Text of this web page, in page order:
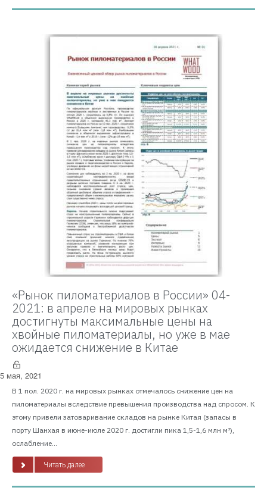
«Рынок пиломатериалов в России» 04-
2021: в апреле на мировых рынках
достигнуты максимальные цены на
хвойные пиломатериалы, но уже в мае
ожидается снижение в Китае
5 мая, 2021
В 1 пол. 2020 г. на мировых рынках отмечалось снижение цен на
пиломатериалы вследствие превышения производства над спросом. К
этому привели затоваривание складов на рынке Китая (запасы в
порту Шанхая в июне-июле 2020 г. достигли пика 1,5-1,6 млн м³),
ослабление...
Читать далее